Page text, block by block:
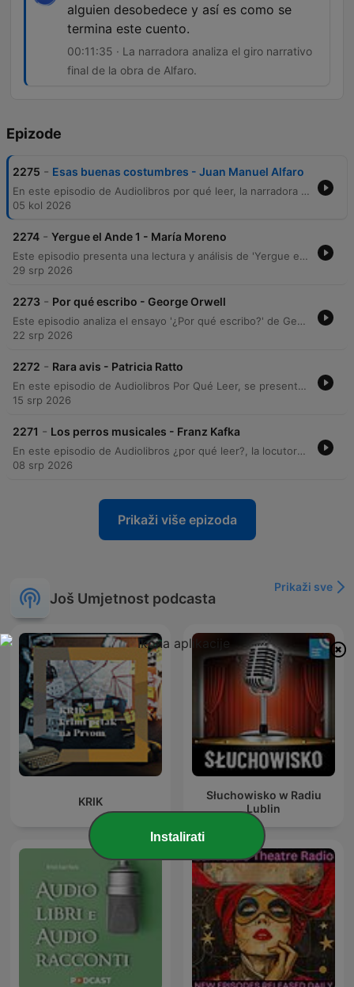
alguien desobedece y así es como se
termina este cuento.
00:11:35 · La narradora analiza el giro narrativo
final de la obra de Alfaro.
Epizode
2275 - Esas buenas costumbres - Juan Manuel Alfaro
En este episodio de Audiolibros por qué leer, la narradora Ceci Bona presenta el cuento Esas buenas costumbres del autor entrerriano Juan Manuel Alfaro, perteneciente a su obra La dama con el unicornio. A través de una lectura pausada, se explora la vida de un matrimonio regido por las normas sociales y la importancia de mantener las tradiciones y los deberes hacia los antepasados. La narración profundiza en la tensión entre la estructura moral de un hombre dedicado a las buenas costumbres y la sutil rebeldía de su esposa, Estela. El episodio ofrece una reflexión sobre la memoria, el orden social y la intimidad frente a lo público, destacando la labor de la editorial Oshenden en la difusión de autores de la provincia de Entre Ríos.
05 kol 2026
2274 - Yergue el Ande 1 - María Moreno
Este episodio presenta una lectura y análisis de 'Yergue el Ande' de María Moreno, obra que relata un viaje mochilero por los Andes junto a su pareja. A través de memorias autobiográficas, se exploran las tensiones de pareja, la convivencia en campamentos y encuentros significativos en Chile. La narración profundiza en las vivencias de viaje, desde la hospitalidad en parroquias hasta incidentes cotidianos que sirven como metáforas de la relación. El episodio concluye con una reflexión sobre la fascinación por los intelectuales viajeros y una invitación a la comunidad para apoyar el proyecto.
29 srp 2026
2273 - Por qué escribo - George Orwell
Este episodio analiza el ensayo '¿Por qué escribo?' de George Orwell, explorando su contexto editorial desde 1946 y sus memorias sobre la formación de su vocación literaria. A través de un recorrido por los cuatro motivos que impulsan la escritura, se examina la intersección entre el compromiso político del autor y su búsqueda de la excelencia estética. El análisis profundiza en cómo Orwell intenta transformar la escritura política en un arte, abordando la inevitabilidad del sesgo ideológico y la importancia de la claridad en la prosa. El episodio concluye con detalles sobre la edición del texto y los créditos de producción.
22 srp 2026
2272 - Rara avis - Patricia Ratto
En este episodio de Audiolibros Por Qué Leer, se presenta la lectura del cuento Rara Abis, de la autora Patricia Rato, perteneciente a la antología Faunas. La narrativa explora el encuentro fortuito de un hombre con un ser herido que cae del cielo, desencadenando una transformación en su vida y una conexión profunda con lo inesperado. La locución acompaña la lectura con reflexiones sobre la técnica narrativa de Rato y comparte detalles sobre la inspiración real detrás de la obra, basada en una anécdot de la autora. El episodio ofrece una experiencia inmersiva que transita entre lo cotidiano y lo fantástico.
15 srp 2026
2271 - Los perros musicales - Franz Kafka
En este episodio de Audiolibros ¿por qué leer?, la locutora Ceci Bona presenta una lectura de Los perros musicales, un fragmento de la obra inconclusa Investigaciones de un perro de Franz Kafka. El relato, recuperado de la revista argentina Disco de 1945, ofrece una perspectiva narrativa única desde el punto de vista de un perro cachorro que presencia una asombrosa y perturbadora exhibición musical realizada por un grupo de siete canes. La narradora comparte además el proceso de hallazgo del texto a través del Archivo Histórico de Revistas Argentinas, destacando la riqueza de este material inédito y la experiencia sensorial de la lectura. El episodio concluye con una breve reflexión sobre la interpretación del texto y los detalles de producción del podcast.
08 srp 2026
Prikaži više epizoda
Još Umjetnost podcasta
Prikaži sve
KRIK
Słuchowisko w Radiu
Lublin
Instalirati